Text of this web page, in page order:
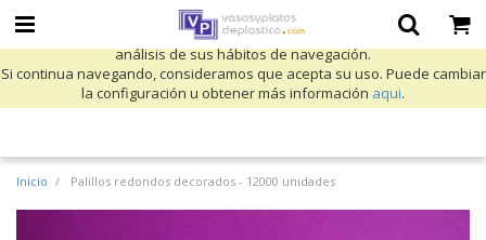
Utilizamos cookies propias y de terceros para mejorar nuestros servicios
y mostrarle publicidad relacionada con sus preferencias mediante el
análisis de sus hábitos de navegación.
Si continua navegando, consideramos que acepta su uso. Puede cambiar
la configuración u obtener más información aqui.
Inicio Palillos redondos decorados - 12000 unidades